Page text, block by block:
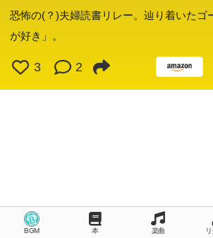
恐怖の(？)夫婦読書リレー。辿り着いたゴ
が好き」。
3 2
BGM 本 楽曲